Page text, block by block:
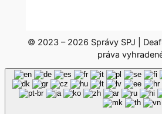
© 2023 – 2026 Správy SPJ |
práva